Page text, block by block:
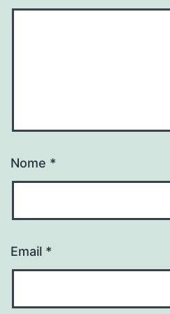
Nome *
Email *